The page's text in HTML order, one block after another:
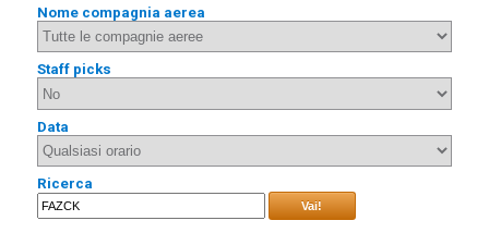
Nome compagnia aerea
Staff picks
Data
Ricerca
Vai!